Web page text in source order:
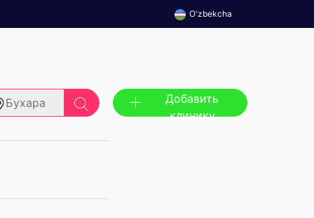
O'zbekcha
Бухара
Добавить
клинику